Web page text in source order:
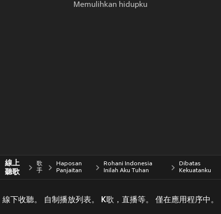
Memulihkan hidupku
線上
聽歌
歌
手
Haposan
Panjaitan
Rohani Indonesia
Inilah Aku Tuhan
Dibatas
Kekuatanku
線下收聽。 自制播放列表。 K歌，直播等。 僅在應用程序中。